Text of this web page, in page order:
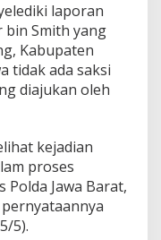
laporan
bin Smith yang
Kabupaten
tidak ada saksi
diajukan oleh
kejadian
proses
Polda Jawa Barat,
5).